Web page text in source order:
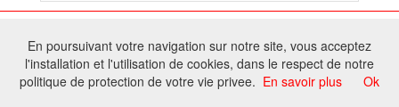
FontAwesome
Tous droits réservés - Toute reproduction du contenu de ce site, même
partielle, est interdite sans accord du propriétaire.
En poursuivant votre navigation sur notre site, vous acceptez
l'installation et l'utilisation de cookies, dans le respect de notre
politique de protection de votre vie privee. En savoir plus Ok